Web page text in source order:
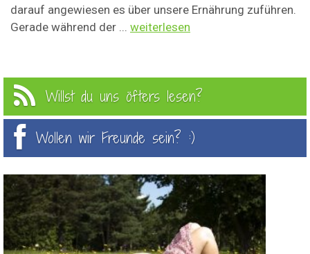
darauf angewiesen es über unsere Ernährung zuführen.
Gerade während der ... weiterlesen
Willst du uns öfters lesen?
Wollen wir Freunde sein? :)